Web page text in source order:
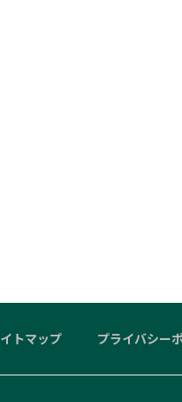
トマップ プライバシー